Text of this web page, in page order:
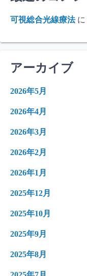
可視総合光線療法に
アーカイブ
2026年5月
2026年4月
2026年3月
2026年2月
2026年1月
2025年12月
2025年10月
2025年9月
2025年8月